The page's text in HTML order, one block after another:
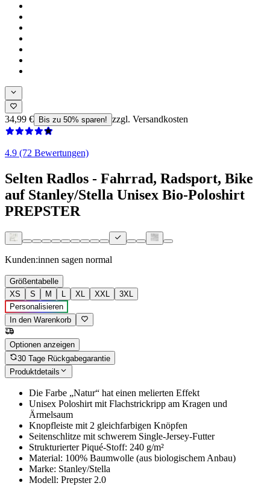
34,99 € Bis zu 50% sparen! zzgl. Versandkosten
4.9 (72 Bewertungen)
Selten Radlos - Fahrrad, Radsport, Bike
auf Stanley/Stella Unisex Bio-Poloshirt
PREPSTER
Kunden:innen sagen normal
Größentabelle
XS
S M L XL XXL
3XL
Personalisieren
In den Warenkorb
Optionen anzeigen
30 Tage Rückgabegarantie
Produktdetails
Die Farbe „Natur“ hat einen melierten Effekt
Unisex Poloshirt mit Flachstrickripp am Kragen und
Ärmelsaum
Knopfleiste mit 2 gleichfarbigen Knöpfen
Seitenschlitze mit schwerem Single-Jersey-Futter
Strukturierter Piqué-Stoff: 240 g/m²
Material: 100% Baumwolle (aus biologischem Anbau)
Marke: Stanley/Stella
Modell: Prepster 2.0